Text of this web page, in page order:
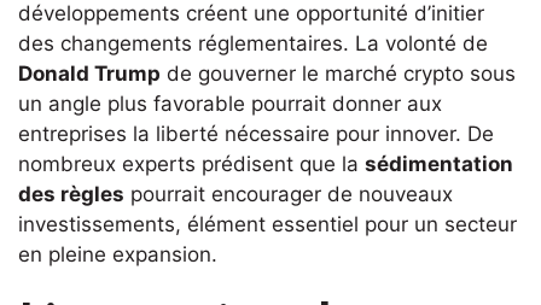
développements créent une opportunité d’initier
des changements réglementaires. La volonté de
Donald Trump de gouverner le marché crypto sous
un angle plus favorable pourrait donner aux
entreprises la liberté nécessaire pour innover. De
nombreux experts prédisent que la sédimentation
des règles pourrait encourager de nouveaux
investissements, élément essentiel pour un secteur
en pleine expansion.